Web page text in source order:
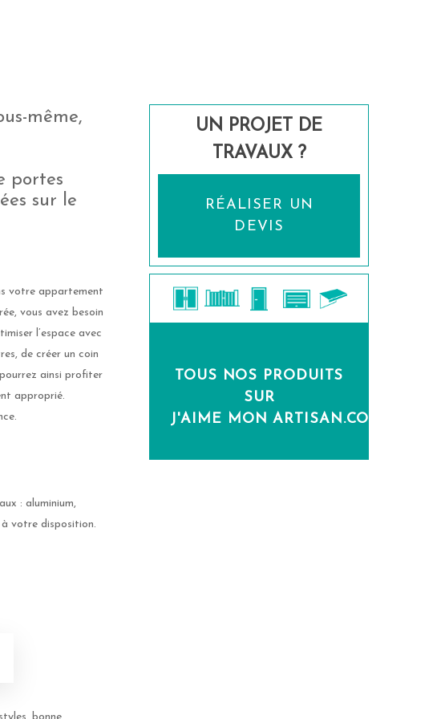
même,
portes
sur le
votre appartement
vous avez besoin
l’espace avec
de créer un coin
ainsi profiter
approprié.
: aluminium,
votre disposition.
bonne
UN PROJET DE
TRAVAUX ?
RÉALISER UN
DEVIS
TOUS NOS PRODUITS
SUR
J'AIME MON ARTISAN.COM